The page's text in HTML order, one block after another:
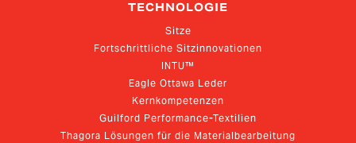
TECHNOLOGIE
Sitze
Fortschrittliche Sitzinnovationen
INTU™
Eagle Ottawa Leder
Kernkompetenzen
Guilford Performance-Textilien
Thagora Lösungen für die Materialbearbeitung